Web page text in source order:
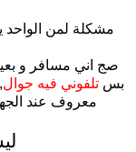
مشكلة لمن
صج اني مسافر و
بس تلفوني فيه جوال
معروف عند